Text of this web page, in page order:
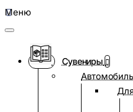
Меню
Сувениры